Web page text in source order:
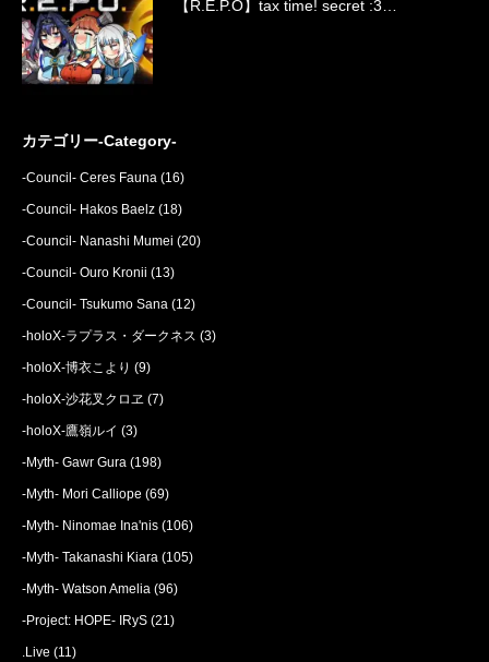
【R.E.P.O】tax time! secret :3…
カテゴリー-Category-
-Council- Ceres Fauna (16)
-Council- Hakos Baelz (18)
-Council- Nanashi Mumei (20)
-Council- Ouro Kronii (13)
-Council- Tsukumo Sana (12)
-holoX-ラプラス・ダークネス (3)
-holoX-博衣こより (9)
-holoX-沙花叉クロヱ (7)
-holoX-鷹嶺ルイ (3)
-Myth- Gawr Gura (198)
-Myth- Mori Calliope (69)
-Myth- Ninomae Ina'nis (106)
-Myth- Takanashi Kiara (105)
-Myth- Watson Amelia (96)
-Project: HOPE- IRyS (21)
.Live (11)